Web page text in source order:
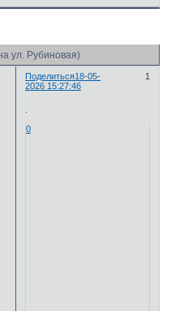
ул. Рубиновая)
Поделиться 1
18-05-
2026 15:27:46
0